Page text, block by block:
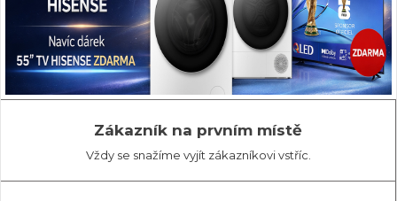
Zákazník na prvním místě
Vždy se snažíme vyjít zákazníkovi vstříc.